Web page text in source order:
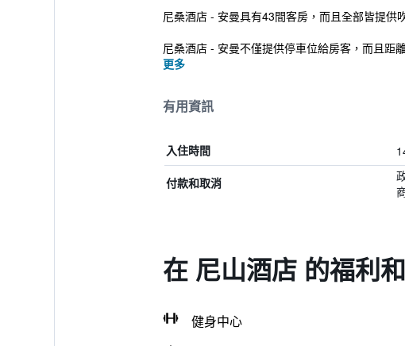
尼桑酒店 - 安曼具有43間客房，而且全部皆提供
尼桑酒店 - 安曼不僅提供停車位給房客，而且距
更多
有用資訊
入住時間
付款和取消
在 尼山酒店 的福利
健身中心